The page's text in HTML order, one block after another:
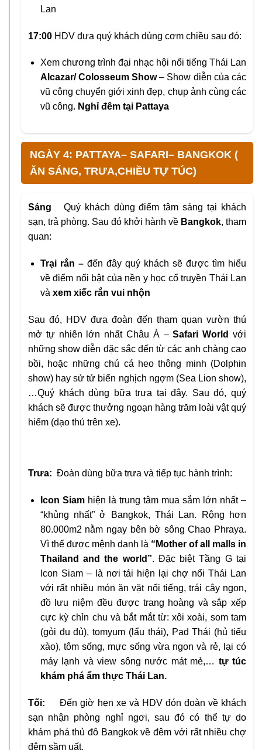
Lan
17:00 HDV đưa quý khách dùng cơm chiều sau đó:
Xem chương trình đại nhạc hội nổi tiếng Thái Lan
Alcazar/ Colosseum Show– Show diễn của các
vũ công chuyển giới xinh đẹp, chụp ảnh cùng các
vũ công. Nghỉ đêm tại Pattaya
NGÀY 4: PATTAYA– SAFARI– BANGKOK (
ĂN SÁNG, TRƯA,CHIỀU TỰ TÚC)
Sáng Quý khách dùng điểm tâm sáng tại khách
sạn, trả phòng. Sau đó khởi hành về Bangkok, tham
quan:
Trại rắn – đến đây quý khách sẽ được tìm hiểu
về điểm nổi bật của nền y học cổ truyền Thái Lan
và xem xiếc rắn vui nhộn
Sau đó, HDV đưa đoàn đến tham quan vườn thú
mở tự nhiên lớn nhất Châu Á– Safari World với
những show diễn đặc sắc đến từ các anh chàng cao
bồi, hoặc những chú cá heo thông minh (Dolphin
show) hay sử tử biển nghịch ngợm (Sea Lion show),
…Quý khách dùng bữa trưa tại đây. Sau đó, quý
khách sẽ được thưởng ngoạn hàng trăm loài vật quý
hiếm (dạo thú trên xe).
Trưa: Đoàn dùng bữa trưa và tiếp tục hành trình:
Icon Siamhiện là trung tâm mua sắm lớn nhất –
“khủng nhất” ở Bangkok, Thái Lan. Rộng hơn
80.000m2 nằm ngay bên bờ sông Chao Phraya.
Vì thế được mệnh danh là “Mother of all malls in
Thailand and the world”. Đặc biệt Tầng G tại
Icon Siam – là nơi tái hiện lại chợ nổi Thái Lan
với rất nhiều món ăn vặt nổi tiếng, trái cây ngon,
đồ lưu niệm đều được trang hoàng và sắp xếp
cực kỳ chỉn chu và bắt mắt từ: xôi xoài, som tam
(gỏi đu đủ), tomyum (lẩu thái), Pad Thái (hủ tiếu
xào), tôm sống, mực sống vừa ngon và rẻ, lại có
máy lạnh và view sông nước mát mẻ,… tự túc
khám phá ẩm thực Thái Lan.
Tối:Đến giờ hẹn xe và HDV đón đoàn về khách
sạn nhận phòng nghỉ ngơi, sau đó có thể tự do
khám phá thủ đô Bangkok về đêm với rất nhiều chợ
đêm sầm uất.